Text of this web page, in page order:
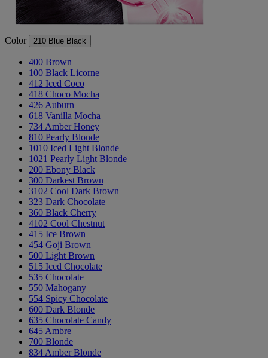
Color 210 Blue Black
400 Brown
100 Black Licorne
412 Iced Coco
418 Choco Mocha
426 Auburn
618 Vanilla Mocha
734 Amber Honey
810 Pearly Blonde
1010 Iced Light Blonde
1021 Pearly Light Blonde
200 Ebony Black
300 Darkest Brown
3102 Cool Dark Brown
323 Dark Chocolate
360 Black Cherry
4102 Cool Chestnut
415 Ice Brown
454 Goji Brown
500 Light Brown
515 Iced Chocolate
535 Chocolate
550 Mahogany
554 Spicy Chocolate
600 Dark Blonde
635 Chocolate Candy
645 Ambre
700 Blonde
834 Amber Blonde